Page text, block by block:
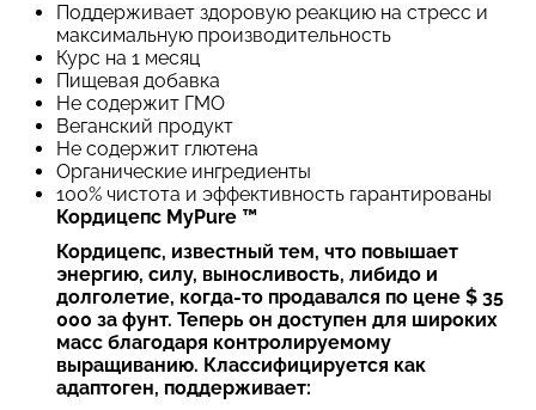
Поддерживает здоровую реакцию на стресс и
максимальную производительность
Курс на 1 месяц
Пищевая добавка
Не содержит ГМО
Веганский продукт
Не содержит глютена
Органические ингредиенты
100% чистота и эффективность гарантированы
Кордицепс MyPure ™
Кордицепс, известный тем, что повышает
энергию, силу, выносливость, либидо и
долголетие, когда-то продавался по цене $ 35
000 за фунт. Теперь он доступен для широких
масс благодаря контролируемому
выращиванию. Классифицируется как
адаптоген, поддерживает: